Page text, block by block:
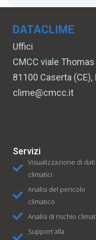
DATACLIME
Uffici
CMCC viale
81100 Caserta (CE),
clime@cmcc.it
Servizi
Visualizzazione di dati
climatici
Analisi del pericolo
climatico
Analisi di rischio
Support alla